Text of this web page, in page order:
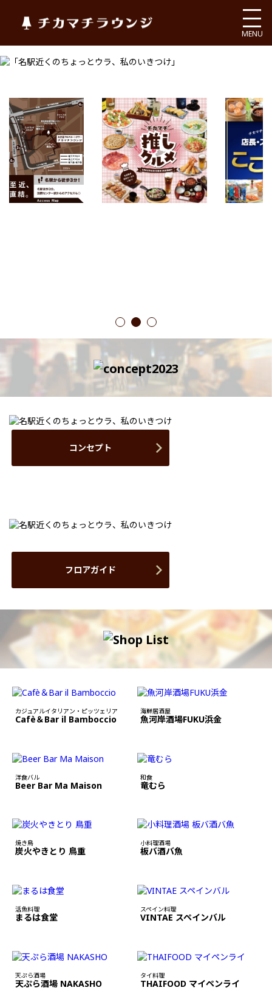
チカマチラウンジ
MENU
1 2 3
コンセプト
フロアガイド
カジュアルイタリアン・ピッツェリア
Cafè＆Bar il Bamboccio
海鮮居酒屋
魚河岸酒場FUKU浜金
洋食バル
Beer Bar Ma Maison
和食
竜むら
焼き鳥
炭火やきとり 鳥重
小料理酒場
板バ酒バ魚
活魚料理
まるは食堂
スペイン料理
VINTAE スペインバル
天ぷら酒場
天ぷら酒場 NAKASHO
タイ料理
THAIFOOD マイペンライ